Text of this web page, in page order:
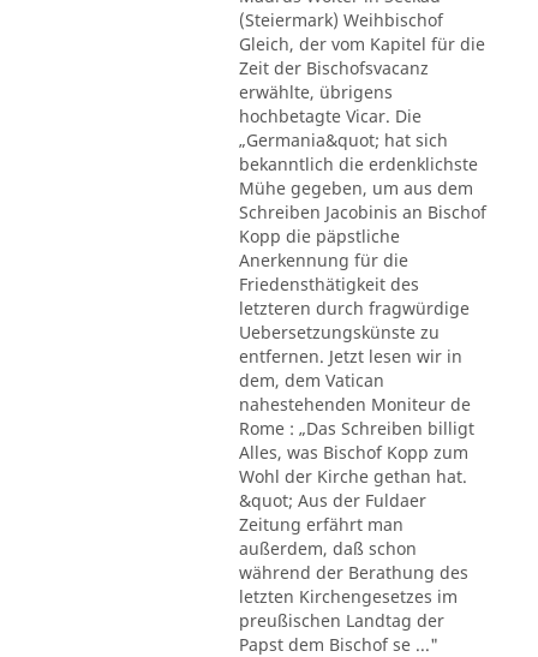
(Steiermark) Weihbischof
Gleich, der vom Kapitel für die
Zeit der Bischofsvacanz
erwählte, übrigens
hochbetagte Vicar. Die
„Germania&quot; hat sich
bekanntlich die erdenklichste
Mühe gegeben, um aus dem
Schreiben Jacobinis an Bischof
Kopp die päpstliche
Anerkennung für die
Friedensthätigkeit des
letzteren durch fragwürdige
Uebersetzungskünste zu
entfernen. Jetzt lesen wir in
dem, dem Vatican
nahestehenden Moniteur de
Rome : „Das Schreiben billigt
Alles, was Bischof Kopp zum
Wohl der Kirche gethan hat.
&quot; Aus der Fuldaer
Zeitung erfährt man
außerdem, daß schon
während der Berathung des
letzten Kirchengesetzes im
preußischen Landtag der
Papst dem Bischof se ..."